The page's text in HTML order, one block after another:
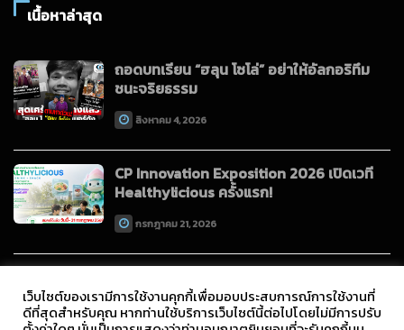
เนื้อหาล่าสุด
ถอดบทเรียน “ฮลุน โซโล่” อย่าให้อัลกอริทึม
ชนะจริยธรรม
สิงหาคม 4, 2026
CP Innovation Exposition 2026 เปิดเวที
Healthylicious ครั้งแรก!
กรกฎาคม 21, 2026
เว็บไซต์ของเรามีการใช้งานคุกกี้เพื่อมอบประสบการณ์การใช้งานที่
ดีที่สุดสำหรับคุณ หากท่านใช้บริการเว็บไซต์นี้ต่อไปโดยไม่มีการปรับ